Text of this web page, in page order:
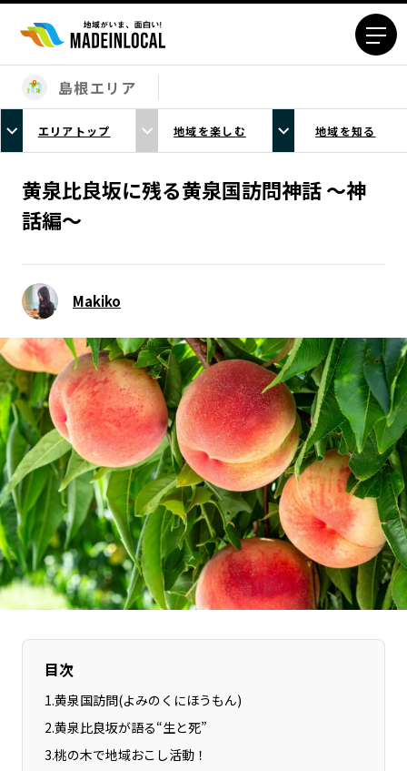
エリアから探す
北海道エリア
青森エリア
岩手エリア
宮城エリア
秋田エリア
山形エリア
福島エリア
栃木エリア
群馬エリア
埼玉エリア
東京23区エリア
神奈川エリア
新潟エリア
富山エリア
石川エリア
福井エリア
山梨エリア
長野エリア
岐阜エリア
静岡エリア
愛知エリア
三重エリア
滋賀エリア
京都エリア
大阪市エリア
北摂エリア
堺・泉州エリア
河内エリア
兵庫エリア
奈良エリア
和歌山エリア
愛媛エリア
島根エリア
エリアトップ 地域を楽しむ 地域を知る
黄泉比良坂に残る黄泉国訪問神話 〜神
話編〜
Makiko
目次
1.黄泉国訪問(よみのくにほうもん)
2.黄泉比良坂が語る“生と死”
3.桃の木で地域おこし活動！